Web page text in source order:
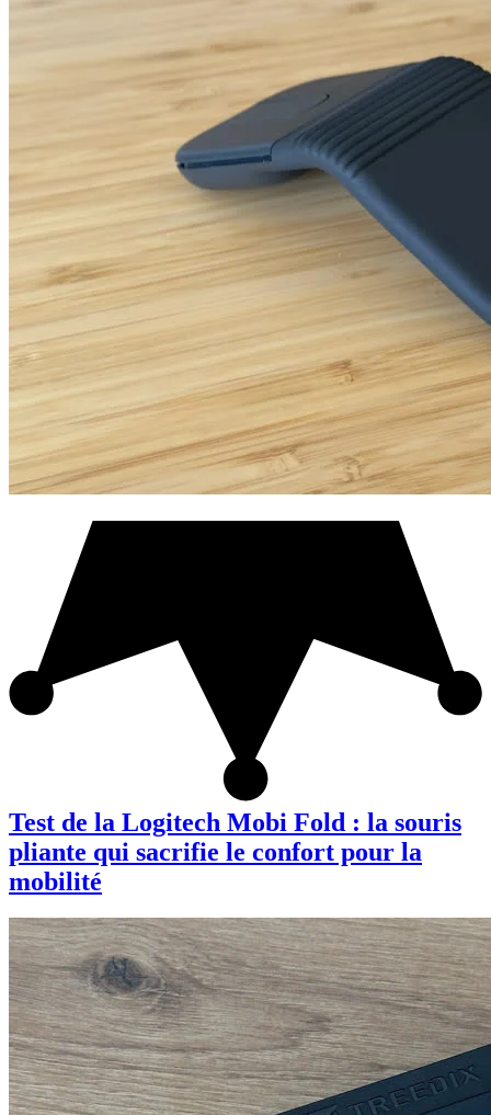
Test de la Logitech Mobi Fold : la souris
pliante qui sacrifie le confort pour la
mobilité